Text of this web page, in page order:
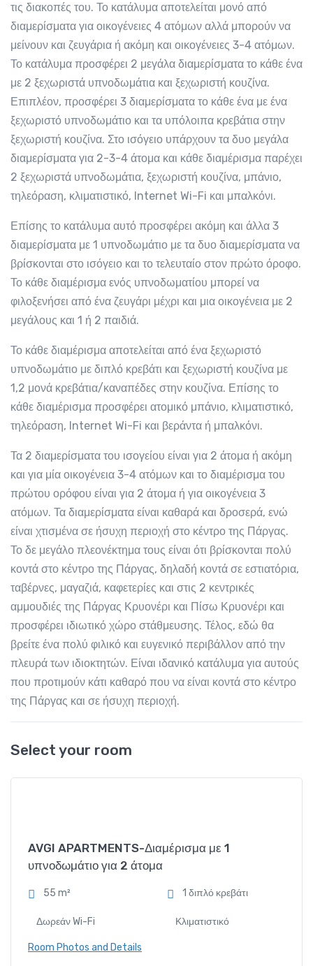
τις διακοπές του. Το κατάλυμα αποτελείται μονό από
διαμερίσματα για οικογένειες 4 ατόμων αλλά μπορούν να
μείνουν και ζευγάρια ή ακόμη και οικογένειες 3-4 ατόμων.
Το κατάλυμα προσφέρει 2 μεγάλα διαμερίσματα το κάθε ένα
με 2 ξεχωριστά υπνοδωμάτια και ξεχωριστή κουζίνα.
Επιπλέον, προσφέρει 3 διαμερίσματα το κάθε ένα με ένα
ξεχωριστό υπνοδωμάτιο και τα υπόλοιπα κρεβάτια στην
ξεχωριστή κουζίνα. Στο ισόγειο υπάρχουν τα δυο μεγάλα
διαμερίσματα για 2-3-4 άτομα και κάθε διαμέρισμα παρέχει
2 ξεχωριστά υπνοδωμάτια, ξεχωριστή κουζίνα, μπάνιο,
τηλεόραση, κλιματιστικό, Internet Wi-Fi και μπαλκόνι.
Επίσης το κατάλυμα αυτό προσφέρει ακόμη και άλλα 3
διαμερίσματα με 1 υπνοδωμάτιο με τα δυο διαμερίσματα να
βρίσκονται στο ισόγειο και το τελευταίο στον πρώτο όροφο.
Το κάθε διαμέρισμα ενός υπνοδωματίου μπορεί να
φιλοξενήσει από ένα ζευγάρι μέχρι και μια οικογένεια με 2
μεγάλους και 1 ή 2 παιδιά.
Το κάθε διαμέρισμα αποτελείται από ένα ξεχωριστό
υπνοδωμάτιο με διπλό κρεβάτι και ξεχωριστή κουζίνα με
1,2 μονά κρεβάτια/καναπέδες στην κουζίνα. Επίσης το
κάθε διαμέρισμα προσφέρει ατομικό μπάνιο, κλιματιστικό,
τηλεόραση, Internet Wi-Fi και βεράντα ή μπαλκόνι.
Τα 2 διαμερίσματα του ισογείου είναι για 2 άτομα ή ακόμη
και για μία οικογένεια 3-4 ατόμων και το διαμέρισμα του
πρώτου ορόφου είναι για 2 άτομα ή για οικογένεια 3
ατόμων. Τα διαμερίσματα είναι καθαρά και δροσερά, ενώ
είναι χτισμένα σε ήσυχη περιοχή στο κέντρο της Πάργας.
Το δε μεγάλο πλεονέκτημα τους είναι ότι βρίσκονται πολύ
κοντά στο κέντρο της Πάργας, δηλαδή κοντά σε εστιατόρια,
ταβέρνες, μαγαζιά, καφετερίες και στις 2 κεντρικές
αμμουδιές της Πάργας Κρυονέρι και Πίσω Κρυονέρι και
προσφέρει ιδιωτικό χώρο στάθμευσης. Τέλος, εδώ θα
βρείτε ένα πολύ φιλικό και ευγενικό περιβάλλον από την
πλευρά των ιδιοκτητών. Είναι ιδανικό κατάλυμα για αυτούς
που προτιμούν κάτι καθαρό που να είναι κοντά στο κέντρο
της Πάργας και σε ήσυχη περιοχή.
Select your room
AVGI APARTMENTS-Διαμέρισμα με 1
υπνοδωμάτιο για 2 άτομα
55 m² 1 διπλό κρεβάτι
Δωρεάν Wi-Fi Κλιματιστικό
Room Photos and Details